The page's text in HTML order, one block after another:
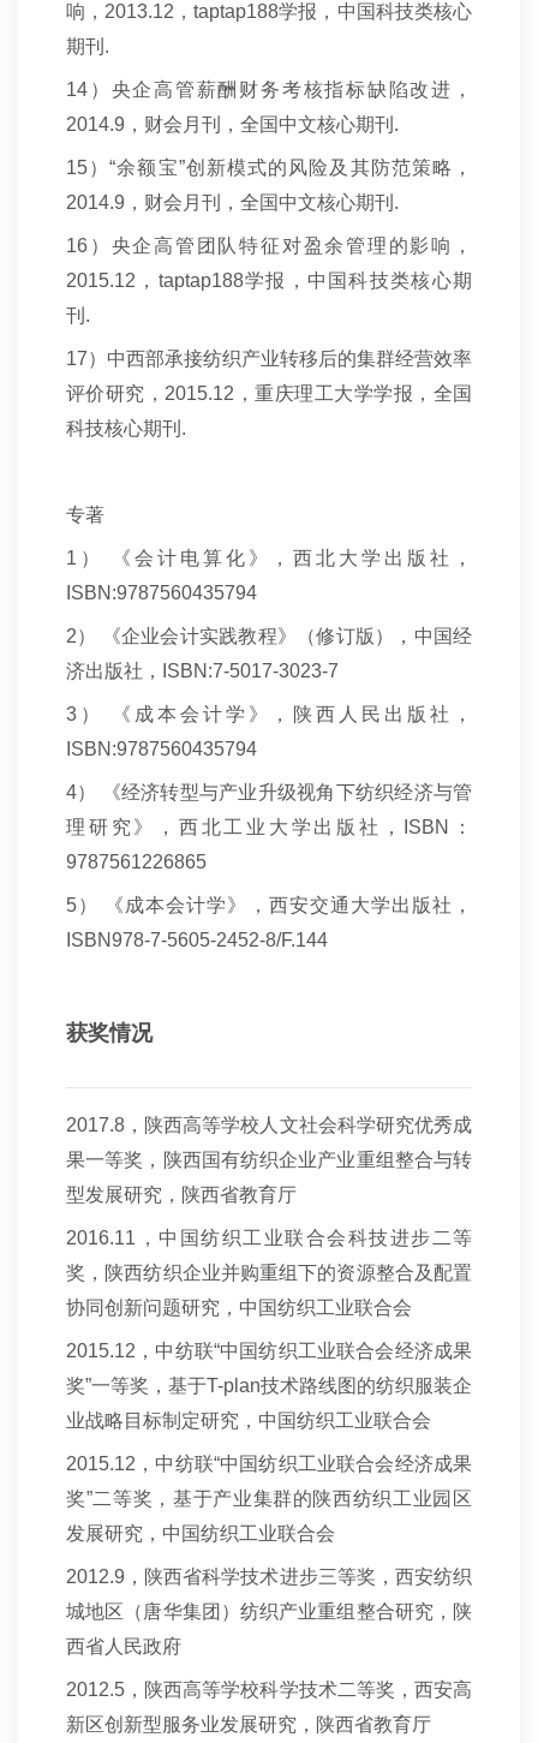
响，2013.12，taptap188学报，中国科技类核心
期刊.
14 ）央企高管薪酬财务考核指标缺陷改进，
2014.9，财会月刊，全国中文核心期刊.
15）“余额宝”创新模式的风险及其防范策略，
2014.9，财会月刊，全国中文核心期刊.
16 ）央企高管团队特征对盈余管理的影响，
2015.12，taptap188学报，中国科技类核心期
刊.
17）中西部承接纺织产业转移后的集群经营效率
评价研究，2015.12，重庆理工大学学报，全国
科技核心期刊.
专著
1 ） 《会计电算化》，西北大学出版社，
ISBN:9787560435794
2） 《企业会计实践教程》（修订版），中国经
济出版社，ISBN:7-5017-3023-7
3 ） 《成本会计学》，陕西人民出版社，
ISBN:9787560435794
4） 《经济转型与产业升级视角下纺织经济与管
理研究》，西北工业大学出版社，ISBN：
9787561226865
5） 《成本会计学》，西安交通大学出版社，
ISBN978-7-5605-2452-8/F.144
获奖情况
2017.8 ，陕西高等学校人文社会科学研究优秀成
果一等奖，陕西国有纺织企业产业重组整合与转
型发展研究，陕西省教育厅
2016.11 ，中国纺织工业联合会科技进步二等
奖，陕西纺织企业并购重组下的资源整合及配置
协同创新问题研究，中国纺织工业联合会
2015.12 ，中纺联“中国纺织工业联合会经济成果
奖”一等奖，基于T-plan技术路线图的纺织服装企
业战略目标制定研究，中国纺织工业联合会
2015.12 ，中纺联“中国纺织工业联合会经济成果
奖”二等奖，基于产业集群的陕西纺织工业园区
发展研究，中国纺织工业联合会
2012.9 ，陕西省科学技术进步三等奖，西安纺织
城地区（唐华集团）纺织产业重组整合研究，陕
西省人民政府
2012.5 ，陕西高等学校科学技术二等奖，西安高
新区创新型服务业发展研究，陕西省教育厅